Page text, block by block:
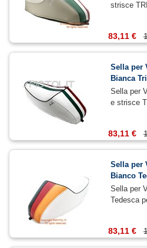
strisce
83,11 €
Sella per
Bianca
Sella per
e strisce
83,11 €
Sella per
Bianco
Sella per
Tedesca
83,11 €